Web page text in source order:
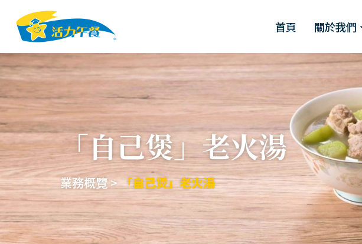
首頁 關於我們
「自己煲」老火湯
業務概覽 >「自己煲」老火湯